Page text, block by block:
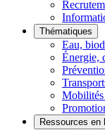
Thématiques
Eau,
Énergie,
Mobilités
Ressources en